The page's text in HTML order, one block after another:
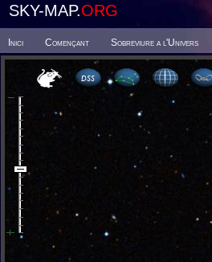
SKY-MAP.ORG
Inici Començant Sobreviure a l'Univers